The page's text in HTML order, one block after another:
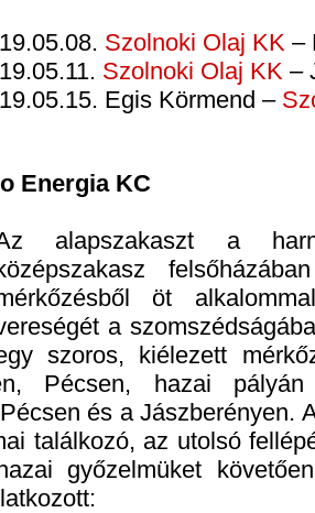
Szolnoki Olaj KK –
Szolnoki Olaj KK –
Egis Körmend –
Energia KC
alapszakaszt a
öt
a
szoros, kiélezett
Pécsen, hazai
és a Jászberényen.
találkozó, az utolsó
győzelmüket